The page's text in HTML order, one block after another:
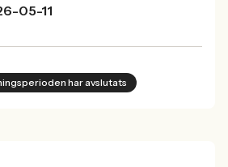
05-11
har avslutats